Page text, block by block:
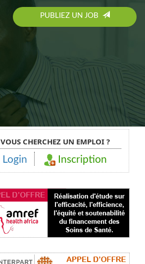
PUBLIEZ UN JOB
VOUS CHERCHEZ UN EMPLOI ?
Login Inscription